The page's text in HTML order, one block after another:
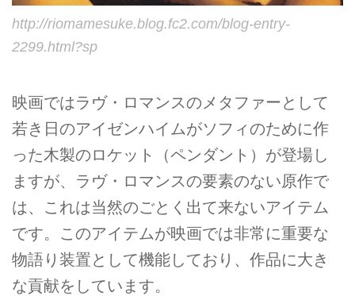
http://riomamesuke.blog.fc2.com/blog-entry-
2299.html?sp
映画ではラヴ・ロマンスのメタファーとして
若き日のアイゼンハイムがソフィのために作
った木製のロケット（ペンダント）が登場し
ますが、ラヴ・ロマンスの要素のない原作で
は、これは当然のごとく出て来ないアイテム
です。このアイテムが映画では非常に重要な
物語り装置として機能しており、作品に大き
な貢献をしています。